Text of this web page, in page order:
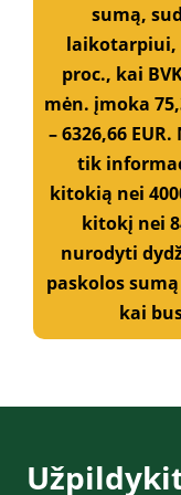
sumą,
laikotarpiui,
proc., kai
mėn. įmoka
– 6326,66
tik
kitokią nei
kitokį nei
nurodyti
paskolos
kai